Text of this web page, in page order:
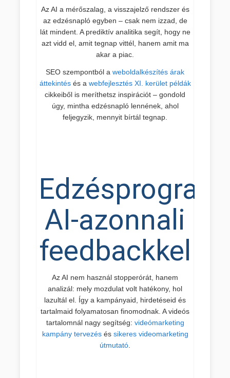
Az AI a mérőszalag, a visszajelző rendszer és
az edzésnapló egyben – csak nem izzad, de
lát mindent. A prediktív analitika segít, hogy ne
azt vidd el, amit tegnap vittél, hanem amit ma
akar a piac.
SEO szempontból a weboldalkészítés árak
áttekintésés a webfejlesztés XI. kerület példák
cikkeiből is meríthetsz inspirációt – gondold
úgy, mintha edzésnapló lennének, ahol
feljegyzik, mennyit bírtál tegnap.
Edzésprogram
AI-azonnali
feedbackkel
Az AI nem használ stopperórát, hanem
analizál: mely mozdulat volt hatékony, hol
lazultál el. Így a kampányaid, hirdetéseid és
tartalmaid folyamatosan finomodnak. A videós
tartalomnál nagy segítség: videómarketing
kampány tervezésés sikeres videomarketing
útmutató